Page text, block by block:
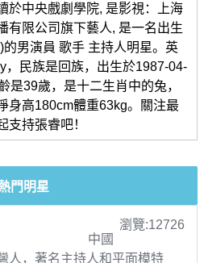
於中央戲劇學院, 是影視：上海
有限公司旗下藝人, 是一名出生
的男演員 歌手 主持人明星。英
，民族是回族，出生於1987-04-
是39歲，是十二生肖中的兔，
身高180cm體重63kg。關注最
支持張睿吧！
門明星
瀏覽:12726
中國
人，著名主持人和平面模特